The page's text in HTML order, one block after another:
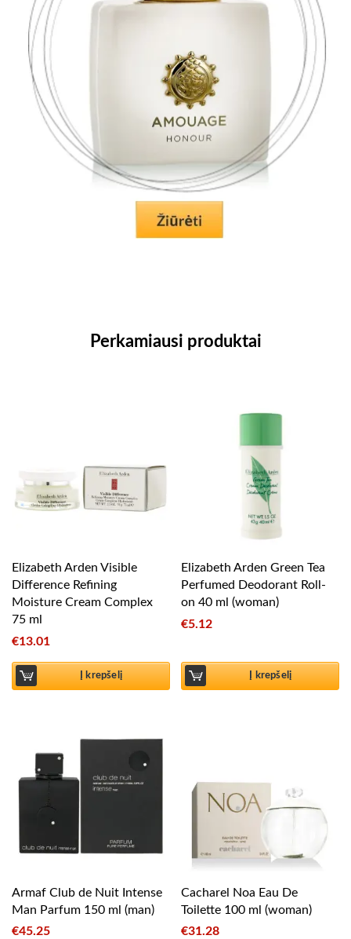
Perkamiausi produktai
Elizabeth Arden Visible
Difference Refining
Moisture Cream Complex
75 ml
€13.01
Į krepšelį
Elizabeth Arden Green Tea
Perfumed Deodorant Roll-
on 40 ml (woman)
€5.12
Į krepšelį
Armaf Club de Nuit Intense
Man Parfum 150 ml (man)
€45.25
Cacharel Noa Eau De
Toilette 100 ml (woman)
€31.28